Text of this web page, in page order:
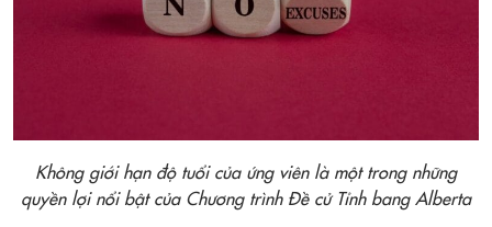
Không giới hạn độ tuổi của ứng viên là một trong những
quyền lợi nổi bật của Chương trình Đề cử Tỉnh bang Alberta